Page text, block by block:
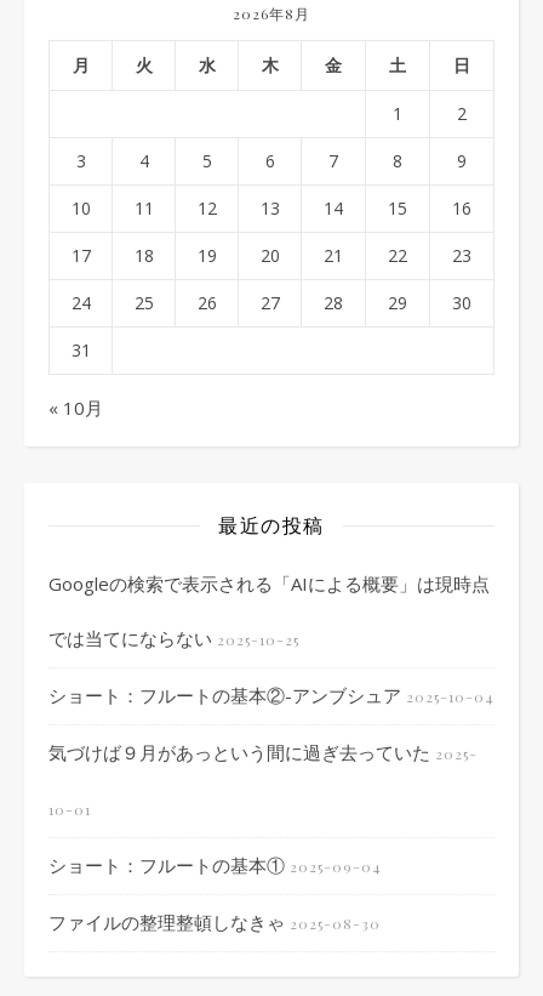
2026年8月
月 火 水 木 金 土 日
1 2
3 4 5 6 7 8 9
10 11 12 13 14 15 16
17 18 19 20 21 22 23
24 25 26 27 28 29 30
31
« 10月
最近の投稿
Googleの検索で表示される「AIによる概要」は現時点
では当てにならない 2025-10-25
ショート：フルートの基本②-アンブシュア 2025-10-04
気づけば９月があっという間に過ぎ去っていた 2025-
10-01
ショート：フルートの基本① 2025-09-04
ファイルの整理整頓しなきゃ 2025-08-30